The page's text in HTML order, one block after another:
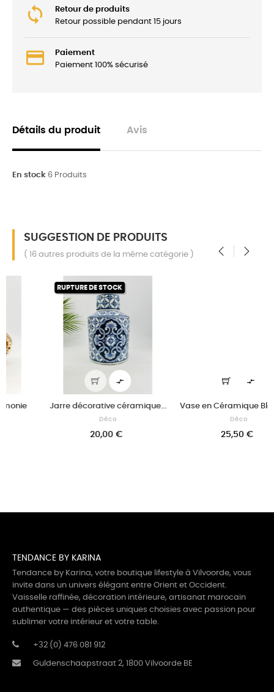
Retour de produits
Retour possible pendant 15 jours
Paiement
Paiement 100% sécurisé
Détails du produit Avis
En stock 6 Produits
SUGGESTION DE PRODUITS
( 16 autres produits de la même catégorie )
Vase en Céramique Blanc et...
Déco
25,50 €
Tapis coton beige
Déco
120,00 €
TENDANCE BY KARINA
Tendance by Karina, votre boutique lifestyle à Vilvoorde, vous
invite dans un univers élégant entre Orient et Occident.
Vaisselle raffinée, décoration intérieure, artisanat marocain
authentique — des pièces uniques choisies avec passion pour
sublimer votre intérieur et votre table.
+32 (0) 476 081 912
Guldenschaapstraat 2, 1800 Vilvoorde BE